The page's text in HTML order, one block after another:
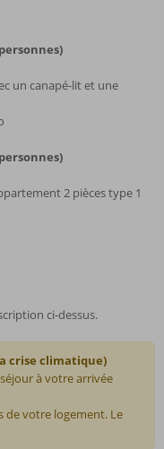
un canapé-lit et une
2 pièces type 1
ci-dessus.
crise climatique)
à votre arrivée
votre logement. Le